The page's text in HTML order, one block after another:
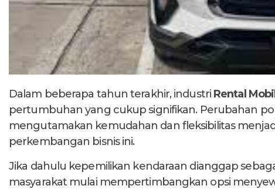
Dalam beberapa tahun terakhir, industri Rental
pertumbuhan yang cukup signifikan. Perubahan
mengutamakan kemudahan dan fleksibilitas
perkembangan bisnis ini.
Jika dahulu kepemilikan kendaraan dianggap
masyarakat mulai mempertimbangkan opsi